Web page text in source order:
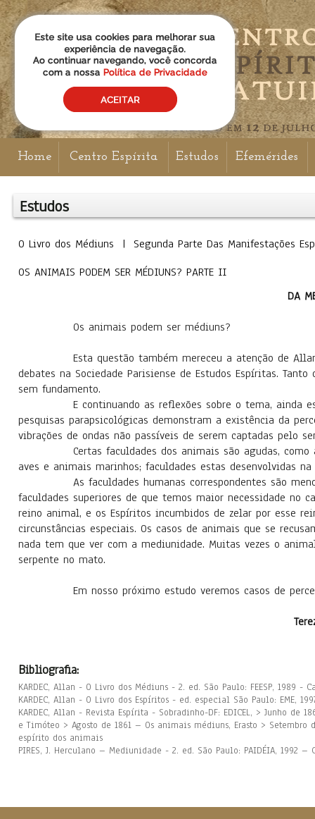
Home Centro Espírita Estudos Efemérides
Estudos
O Livro dos Médiuns | Segunda Parte Das
OS ANIMAIS PODEM SER MÉDIUNS? PARTE II
DA
Os animais podem ser médiuns?
Esta questão também mereceu a atenção de Allan
debates na Sociedade Parisiense de Estudos Espíritas.
sem fundamento.
E continuando as reflexões sobre o tema, ainda
pesquisas parapsicológicas demonstram a existência da
vibrações de ondas não passíveis de serem captadas pelo
Certas faculdades dos animais são agudas, como a
aves e animais marinhos; faculdades estas desenvolvidas
As faculdades humanas correspondentes são menos
faculdades superiores de que temos maior necessidade no
reino animal, e os Espíritos incumbidos de zelar por esse
circunstâncias especiais. Os casos de animais que se
nada tem que ver com a mediunidade. Muitas vezes o
serpente no mato.
Em nosso próximo estudo veremos casos de
Bibliografia:
KARDEC, Allan - O Livro dos Médiuns - 2. ed. São Paulo: FEESP, 1989 -
KARDEC, Allan - O Livro dos Espíritos - ed. especial São Paulo: EME,
KARDEC, Allan - Revista Espírita - Sobradinho-DF: EDICEL, > Junho
e Timóteo > Agosto de 1861 – Os animais médiuns, Erasto >
espírito dos animais
PIRES, J. Herculano – Mediunidade - 2. ed. São Paulo: PAIDÉIA, 1992